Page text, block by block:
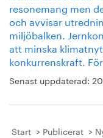
resonemang men
och avvisar
miljöbalken.
att minska
konkurrenskraft.
Senast uppdaterad:
Start Publicerat